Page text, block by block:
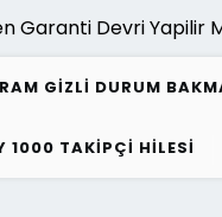
Devri Yapilir Mi |
GIZLI DURUM
1000 TAKIPÇI HILESI